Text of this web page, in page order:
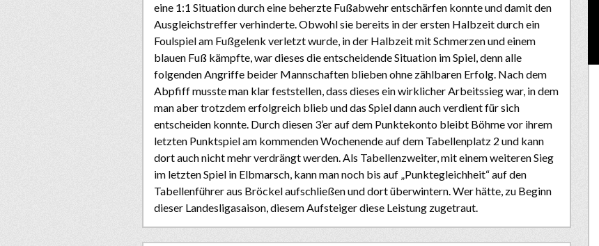
eine 1:1 Situation durch eine beherzte Fußabwehr entschärfen konnte und damit den
Ausgleichstreffer verhinderte. Obwohl sie bereits in der ersten Halbzeit durch ein
Foulspiel am Fußgelenk verletzt wurde, in der Halbzeit mit Schmerzen und einem
blauen Fuß kämpfte, war dieses die entscheidende Situation im Spiel, denn alle
folgenden Angriffe beider Mannschaften blieben ohne zählbaren Erfolg. Nach dem
Abpfiff musste man klar feststellen, dass dieses ein wirklicher Arbeitssieg war, in dem
man aber trotzdem erfolgreich blieb und das Spiel dann auch verdient für sich
entscheiden konnte. Durch diesen 3’er auf dem Punktekonto bleibt Böhme vor ihrem
letzten Punktspiel am kommenden Wochenende auf dem Tabellenplatz 2 und kann
dort auch nicht mehr verdrängt werden. Als Tabellenzweiter, mit einem weiteren Sieg
im letzten Spiel in Elbmarsch, kann man noch bis auf „Punktegleichheit“ auf den
Tabellenführer aus Bröckel aufschließen und dort überwintern. Wer hätte, zu Beginn
dieser Landesligasaison, diesem Aufsteiger diese Leistung zugetraut.